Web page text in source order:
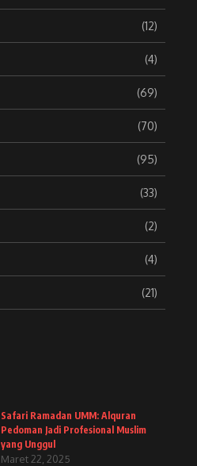
(12)
(4)
(69)
(70)
(95)
(33)
(2)
(4)
(21)
Safari Ramadan UMM: Alquran
Pedoman Jadi Profesional Muslim
yang Unggul
Maret 22, 2025